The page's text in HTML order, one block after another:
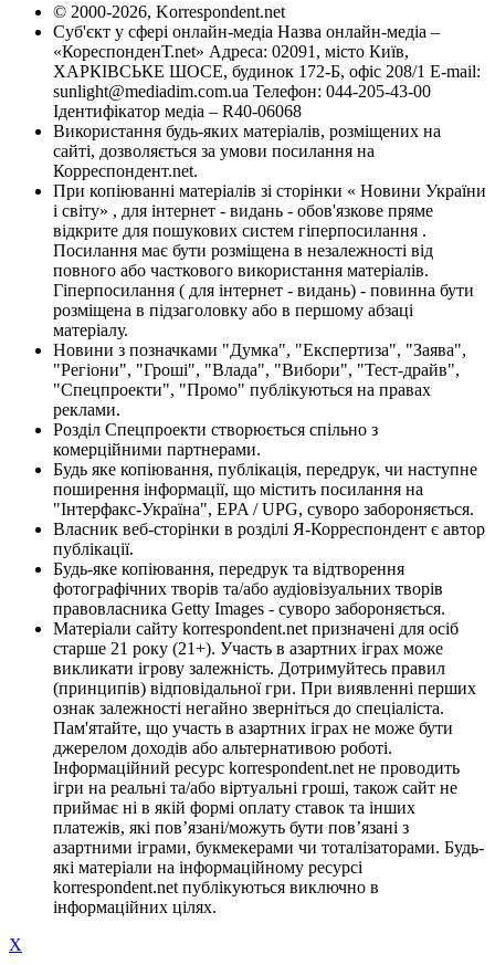
© 2000-2026, Korrespondent.net
Суб'єкт у сфері онлайн-медіа Назва онлайн-медіа –
«КореспонденТ.net» Адреса: 02091, місто Київ,
ХАРКІВСЬКЕ ШОСЕ, будинок 172-Б, офіс 208/1 E-mail:
sunlight@mediadim.com.ua Телефон: 044-205-43-00
Ідентифікатор медіа – R40-06068
Використання будь-яких матеріалів, розміщених на
сайті, дозволяється за умови посилання на
Корреспондент.net.
При копіюванні матеріалів зі сторінки « Новини України
і світу» , для інтернет - видань - обов'язкове пряме
відкрите для пошукових систем гіперпосилання .
Посилання має бути розміщена в незалежності від
повного або часткового використання матеріалів.
Гіперпосилання ( для інтернет - видань) - повинна бути
розміщена в підзаголовку або в першому абзаці
матеріалу.
Новини з позначками "Думка", "Експертиза", "Заява",
"Регіони", "Гроші", "Влада", "Вибори", "Тест-драйв",
"Спецпроекти", "Промо" публікуються на правах
реклами.
Розділ Спецпроекти створюється спільно з
комерційними партнерами.
Будь яке копіювання, публікація, передрук, чи наступне
поширення інформації, що містить посилання на
"Інтерфакс-Україна", EPA / UPG, суворо забороняється.
Власник веб-сторінки в розділі Я-Корреспондент є автор
публікації.
Будь-яке копіювання, передрук та відтворення
фотографічних творів та/або аудіовізуальних творів
правовласника Getty Images - суворо забороняється.
Матеріали сайту korrespondent.net призначені для осіб
старше 21 року (21+). Участь в азартних іграх може
викликати ігрову залежність. Дотримуйтесь правил
(принципів) відповідальної гри. При виявленні перших
ознак залежності негайно зверніться до спеціаліста.
Пам'ятайте, що участь в азартних іграх не може бути
джерелом доходів або альтернативою роботі.
Інформаційний ресурс korrespondent.net не проводить
ігри на реальні та/або віртуальні гроші, також сайт не
приймає ні в якій формі оплату ставок та інших
платежів, які пов’язані/можуть бути пов’язані з
азартними іграми, букмекерами чи тоталізаторами. Будь-
які матеріали на інформаційному ресурсі
korrespondent.net публікуються виключно в
інформаційних цілях.
X